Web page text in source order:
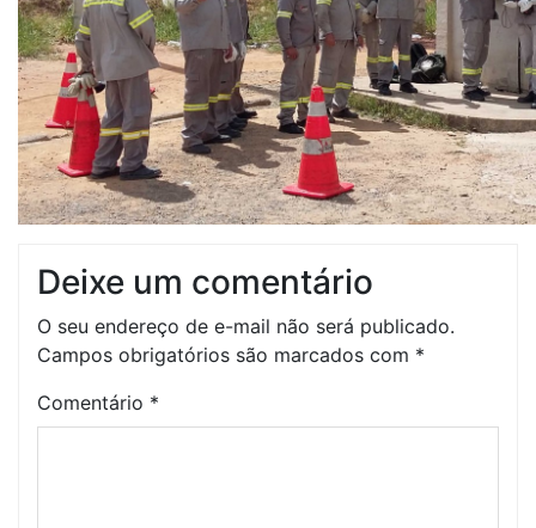
Deixe um comentário
O seu endereço de e-mail não será publicado.
Campos obrigatórios são marcados com *
Comentário *